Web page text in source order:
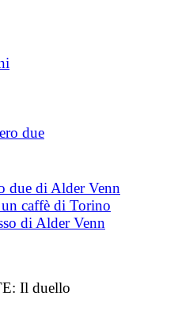
due
due di Alder Venn
caffè di Torino
di Alder Venn
Il duello